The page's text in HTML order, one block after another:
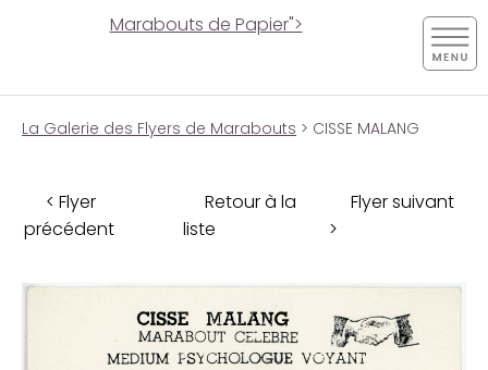
Marabouts de Papier">
La Galerie des Flyers de Marabouts > CISSE MALANG
< Flyer
précédent
Retour à la
liste
Flyer suivant
>